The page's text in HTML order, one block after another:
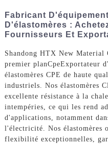
Fabricant
D'élastomères :
Fournisseurs Et
Shandong HTX New
premier planCpeExportateur
élastomères CPE de haute
industriels. Nos élastomères
excellente résistance à la
intempéries, ce qui les rend
d'applications, notamment
l'électricité. Nos élastomères
flexibilité exceptionnelles,